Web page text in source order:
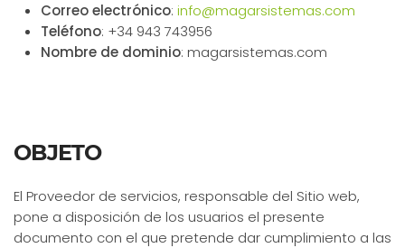
Correo electrónico: info@magarsistemas.com
Teléfono: +34 943 743956
Nombre de dominio: magarsistemas.com
OBJETO
El Proveedor de servicios, responsable del Sitio web,
pone a disposición de los usuarios el presente
documento con el que pretende dar cumplimiento a las